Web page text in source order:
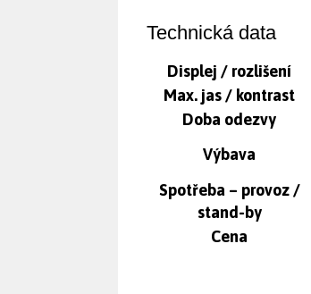
Technická data
Displej / rozlišení
Max. jas / kontrast
Doba odezvy
Výbava
Spotřeba – provoz /
stand-by
Cena